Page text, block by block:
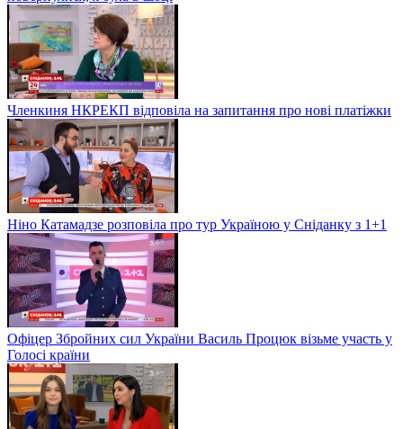
Членкиня НКРЕКП відповіла на запитання про нові платіжки
Ніно Катамадзе розповіла про тур Україною у Сніданку з 1+1
Офіцер Збройних сил України Василь Процюк візьме участь у
Голосі країни